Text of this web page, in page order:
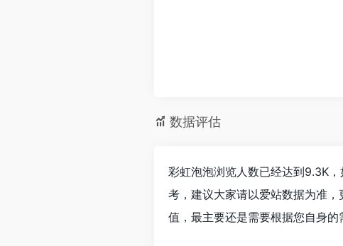
数据评估
彩虹泡泡浏览人数已经达到9.3K
考，建议大家请以爱站数据为准
值，最主要还是需要根据您自身